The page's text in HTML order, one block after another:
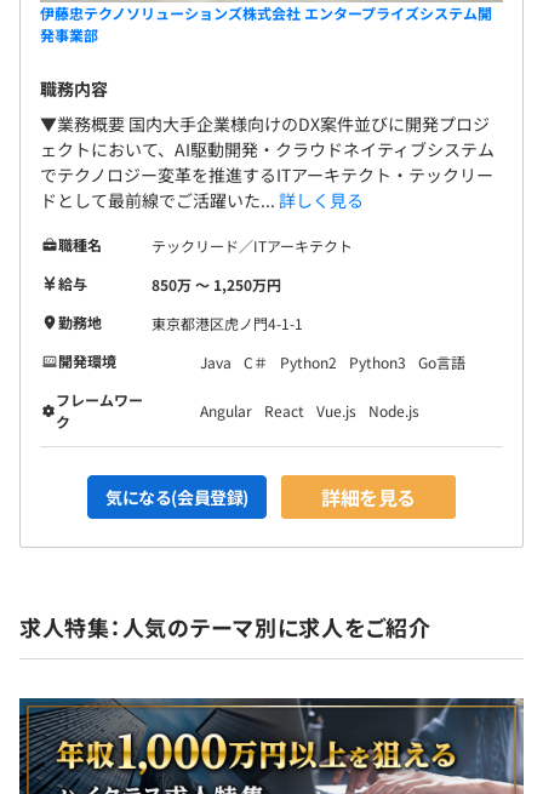
伊藤忠テクノソリューションズ株式会社 エンタープライズシステム開
発事業部
職務内容
▼業務概要 国内大手企業様向けのDX案件並びに開発プロジ
ェクトにおいて、AI駆動開発・クラウドネイティブシステム
でテクノロジー変革を推進するITアーキテクト・テックリー
ドとして最前線でご活躍いた... 詳しく見る
職種名
テックリード／ITアーキテクト
給与
850万 〜 1,250万円
勤務地
東京都港区虎ノ門4-1-1
開発環境
Java C＃ Python2 Python3
Go言語
フレームワー
ク
Angular React Vue.js Node.js
気になる(会員登録) 詳細を見る
求人特集：人気のテーマ別に求人をご紹介